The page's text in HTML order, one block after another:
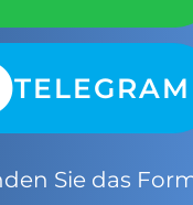
TELEGRAM
Sie das